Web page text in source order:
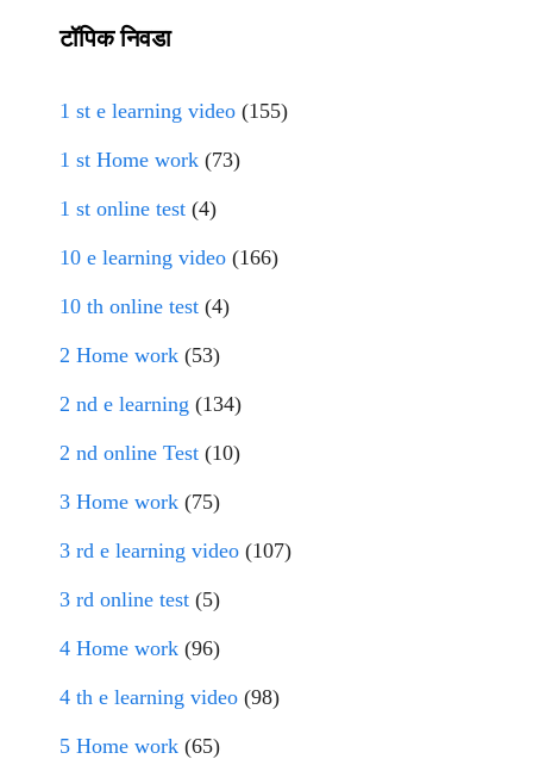
टॉपिक निवडा
1 st e learning video (155)
1 st Home work (73)
1 st online test (4)
10 e learning video (166)
10 th online test (4)
2 Home work (53)
2 nd e learning (134)
2 nd online Test (10)
3 Home work (75)
3 rd e learning video (107)
3 rd online test (5)
4 Home work (96)
4 th e learning video (98)
5 Home work (65)